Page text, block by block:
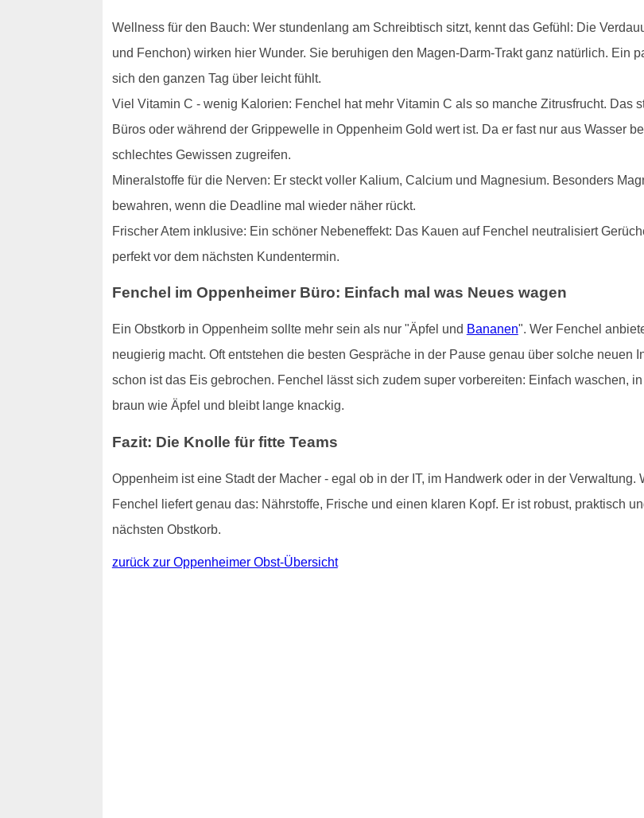
Wellness für den Bauch: Wer stundenlang am Schreibtisch sitzt, kennt das Gefühl: Die
und Fenchon) wirken hier Wunder. Sie beruhigen den Magen-Darm-Trakt ganz natürlich. Ein
sich den ganzen Tag über leicht fühlt.
Viel Vitamin C - wenig Kalorien: Fenchel hat mehr Vitamin C als so manche Zitrusfrucht. Das
Büros oder während der Grippewelle in Oppenheim Gold wert ist. Da er fast nur aus Wasser
schlechtes Gewissen zugreifen.
Mineralstoffe für die Nerven: Er steckt voller Kalium, Calcium und Magnesium. Besonders
bewahren, wenn die Deadline mal wieder näher rückt.
Frischer Atem inklusive: Ein schöner Nebeneffekt: Das Kauen auf Fenchel neutralisiert
perfekt vor dem nächsten Kundentermin.
Fenchel im Oppenheimer Büro: Einfach mal was Neues wagen
Ein Obstkorb in Oppenheim sollte mehr sein als nur "Äpfel und Bananen". Wer Fenchel
neugierig macht. Oft entstehen die besten Gespräche in der Pause genau über solche neuen
schon ist das Eis gebrochen. Fenchel lässt sich zudem super vorbereiten: Einfach waschen,
braun wie Äpfel und bleibt lange knackig.
Fazit: Die Knolle für fitte Teams
Oppenheim ist eine Stadt der Macher - egal ob in der IT, im Handwerk oder in der Verwaltung.
Fenchel liefert genau das: Nährstoffe, Frische und einen klaren Kopf. Er ist robust, praktisch
nächsten Obstkorb.
zurück zur Oppenheimer Obst-Übersicht